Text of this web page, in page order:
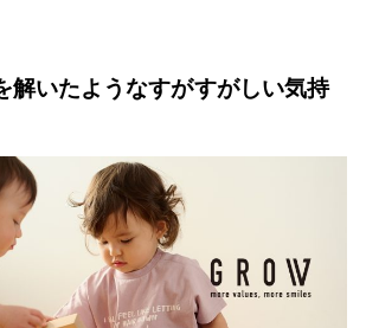
解いたようなすがすがしい気持